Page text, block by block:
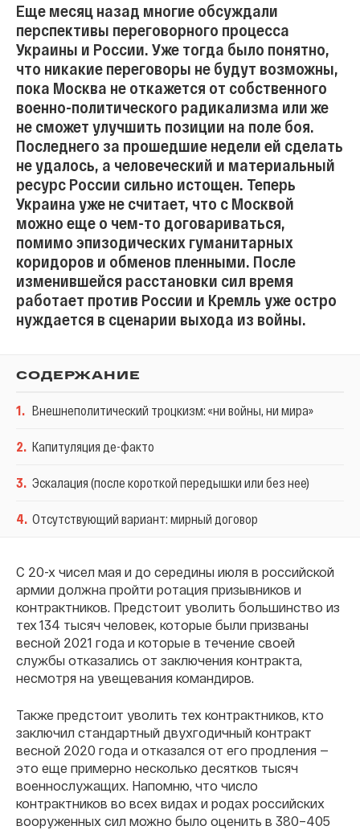
Еще месяц назад многие обсуждали
перспективы переговорного процесса
Украины и России. Уже тогда было понятно,
что никакие переговоры не будут возможны,
пока Москва не откажется от собственного
военно-политического радикализма или же
не сможет улучшить позиции на поле боя.
Последнего за прошедшие недели ей сделать
не удалось, а человеческий и материальный
ресурс России сильно истощен. Теперь
Украина уже не считает, что с Москвой
можно еще о чем-то договариваться,
помимо эпизодических гуманитарных
коридоров и обменов пленными. После
изменившейся расстановки сил время
работает против России и Кремль уже остро
нуждается в сценарии выхода из войны.
СОДЕРЖАНИЕ
1. Внешнеполитический троцкизм: «ни войны, ни мира»
2. Капитуляция де-факто
3. Эскалация (после короткой передышки или без нее)
4. Отсутствующий вариант: мирный договор
С 20-х чисел мая и до середины июля в российской
армии должна пройти ротация призывников и
контрактников. Предстоит уволить большинство из
тех 134 тысяч человек, которые были призваны
весной 2021 года и которые в течение своей
службы отказались от заключения контракта,
несмотря на увещевания командиров.
Также предстоит уволить тех контрактников, кто
заключил стандартный двухгодичный контракт
весной 2020 года и отказался от его продления —
это еще примерно несколько десятков тысяч
военнослужащих. Напомню, что число
контрактников во всех видах и родах российских
вооруженных сил можно было оценить в 380–405